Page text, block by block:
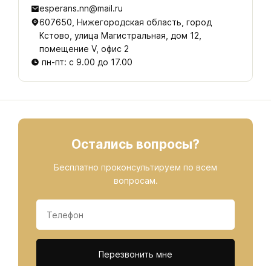
esperans.nn@mail.ru
607650, Нижегородская область, город
Кстово, улица Магистральная, дом 12,
помещение V, офис 2
пн-пт: с 9.00 до 17.00
Остались вопросы?
Бесплатно проконсультируем по всем
вопросам.
Данные
Перезвонить мне